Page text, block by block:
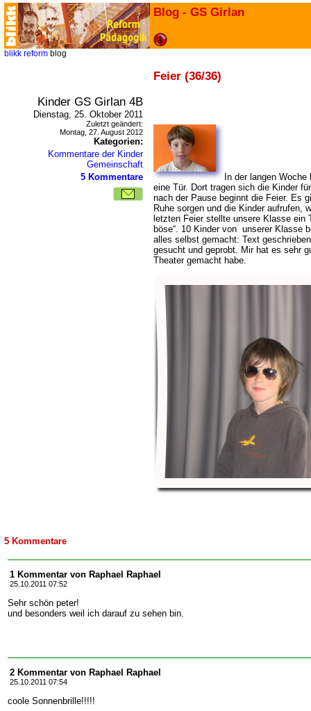
Blog - GS Girlan
blikk reform blog
Feier (36/36)
Kinder GS Girlan 4B
Dienstag, 25. Oktober 2011
Zuletzt geändert:
Montag, 27. August 2012
Kategorien:
Kommentare der Kinder
Gemeinschaft
5 Kommentare
In der langen
eine Tür. Dort tragen sich die Kinder
nach der Pause beginnt die Feier. Es
Ruhe sorgen und die Kinder aufrufen,
letzten Feier stellte unsere Klasse ein
böse“. 10 Kinder von unserer Klasse
alles selbst gemacht: Text
gesucht und geprobt. Mir hat es sehr
Theater gemacht habe.
5 Kommentare
1 Kommentar von Raphael Raphael
25.10.2011 07:52
Sehr schön peter!
und besonders weil ich darauf zu sehen bin.
2 Kommentar von Raphael Raphael
25.10.2011 07:54
coole Sonnenbrille!!!!!